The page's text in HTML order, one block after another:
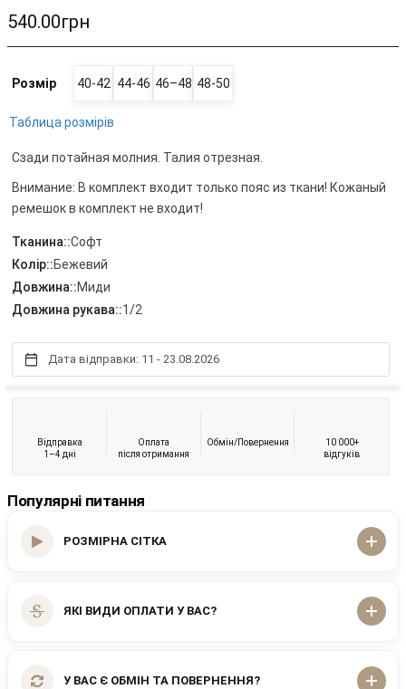
540.00грн
Розмір 40-42 44-46 46–48 48-50
Таблица розмірів
Сзади потайная молния. Талия отрезная.
Внимание: В комплект входит только пояс из ткани! Кожаный
ремешок в комплект не входит!
Тканина::Софт
Колір::Бежевий
Довжина::Миди
Довжина рукава::1/2
Дата відправки: 11 - 23.08.2026
Відправка
1–4 дні
Оплата
після отримання
Обмін/Повернення
10 000+
відгуків
Популярні питання
РОЗМІРНА СІТКА
ЯКІ ВИДИ ОПЛАТИ У ВАС?
У ВАС Є ОБМІН ТА ПОВЕРНЕННЯ?